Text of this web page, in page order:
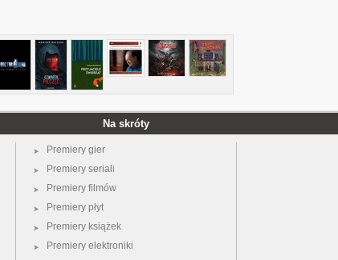
Na skróty
Premiery gier
Premiery seriali
Premiery filmów
Premiery płyt
Premiery książek
Premiery elektroniki